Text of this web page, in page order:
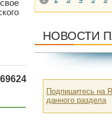
69624
НОВОСТИ
Подпишитесь на
данного раздела